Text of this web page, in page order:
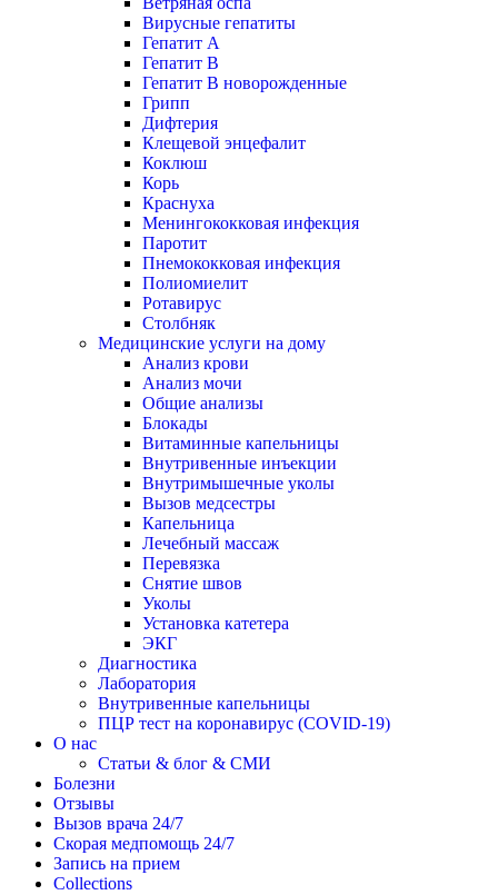
Вирусные гепатиты
Гепатит А
Гепатит B
Гепатит B новорожденные
Грипп
Дифтерия
Клещевой энцефалит
Коклюш
Корь
Краснуха
Менингококковая инфекция
Паротит
Пнемококковая инфекция
Полиомиелит
Ротавирус
Столбняк
Медицинские услуги на дому
Анализ крови
Анализ мочи
Общие анализы
Блокады
Витаминные капельницы
Внутривенные инъекции
Внутримышечные уколы
Вызов медсестры
Капельница
Лечебный массаж
Перевязка
Снятие швов
Уколы
Установка катетера
ЭКГ
Диагностика
Лаборатория
Внутривенные капельницы
ПЦР тест на коронавирус (COVID-19)
О нас
Статьи & блог & СМИ
Болезни
Отзывы
Вызов врача 24/7
Скорая медпомощь 24/7
Запись на прием
Collections